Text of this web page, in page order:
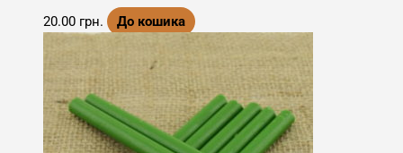
20.00 грн. До кошика